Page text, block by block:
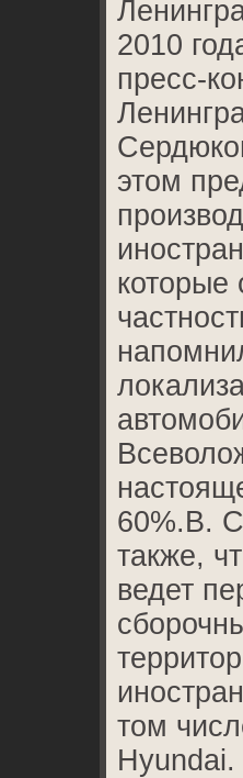
2010
пресс-
этом
которые
60%.В.
также,
ведет
том
Hyundai.